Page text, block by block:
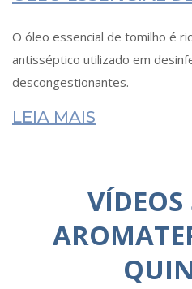
O óleo essencial de tomilho é
antisséptico utilizado em
descongestionantes.
LEIA MAIS
VÍDEOS